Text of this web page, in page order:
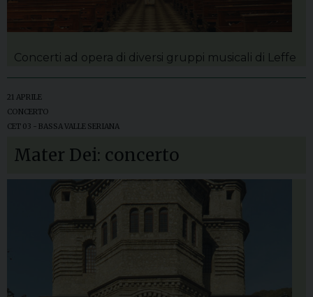
Concerti ad opera di diversi gruppi musicali di Leffe
21 APRILE
CONCERTO
CET 03 - BASSA VALLE SERIANA
Mater Dei: concerto